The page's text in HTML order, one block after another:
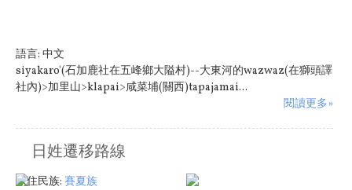
語言: 中文
siyakaro'(石加鹿社在五峰鄉大隘村)--大東河的wazwaz(在獅頭譯
社內)>加里山>klapai>咸菜埔(關西)tapajamai...
閱讀更多»
日姓遷移路線
原住民族: 賽夏族